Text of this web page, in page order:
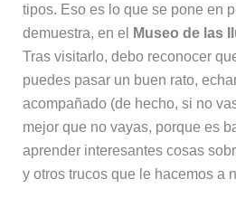
tipos. Eso es lo que se pone en
demuestra, en el
Museo de las
Tras visitarlo, debo reconocer
puedes pasar un buen rato,
acompañado (de hecho, si no
mejor que no vayas, porque es
aprender interesantes cosas
y otros trucos que le hacemos a